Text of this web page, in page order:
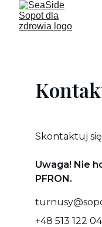
Skontaktuj się
Uwaga! Nie
PFRON.
+48 513 122